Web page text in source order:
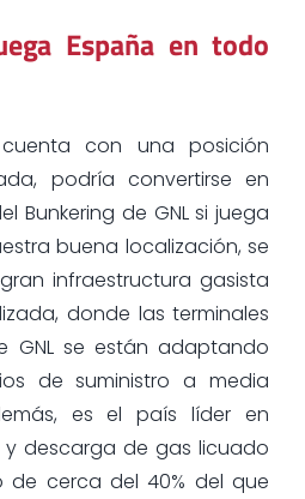
España en todo
con una posición
podría convertirse en
Bunkering de GNL si juega
buena localización, se
infraestructura gasista
donde las terminales
GNL se están adaptando
de suministro a media
es el país líder en
descarga de gas licuado
de cerca del 40% del que